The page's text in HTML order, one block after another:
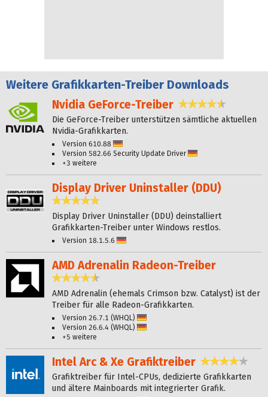
Weitere Grafikkarten-Treiber Downloads
Nvidia GeForce-Treiber 4,3 Sterne
Die GeForce-Treiber unterstützen sämtliche aktuellen
Nvidia-Grafikkarten.
Version 610.88
Version 582.66 Security Update Driver
+3 weitere
Display Driver Uninstaller (DDU)
Display Driver Uninstaller (DDU) deinstalliert
Grafikkarten-Treiber unter Windows restlos.
Version 18.1.5.6
AMD Adrenalin Radeon-Treiber
4,3 Sterne
AMD Adrenalin (ehemals Crimson bzw. Catalyst) ist der
Treiber für alle Radeon-Grafikkarten.
Version 26.7.1 (WHQL)
Version 26.6.4 (WHQL)
+5 weitere
Intel Arc & Xe Grafiktreiber 4,1
Grafiktreiber für Intel-CPUs, dedizierte Grafikkarten
und ältere Mainboards mit integrierter Grafik.